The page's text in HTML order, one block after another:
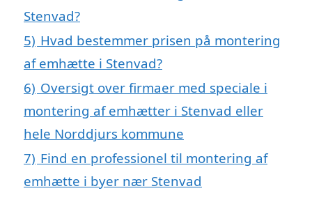
Stenvad?
5) Hvad bestemmer prisen på montering
af emhætte i Stenvad?
6) Oversigt over firmaer med speciale i
montering af emhætter i Stenvad eller
hele Norddjurs kommune
7) Find en professionel til montering af
emhætte i byer nær Stenvad